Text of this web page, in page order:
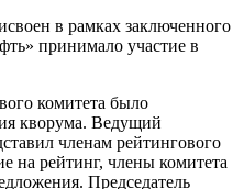
в рамках заключенного
принимало участие в
комитета было
кворума. Ведущий
членам рейтингового
на рейтинг, члены комитета
Председатель